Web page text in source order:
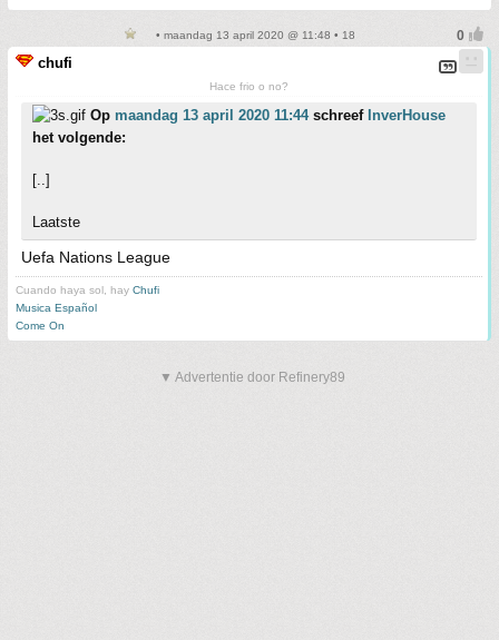
• maandag 13 april 2020 @ 11:48 • 18
chufi
Hace frio o no?
Op maandag 13 april 2020 11:44schreef InverHouse
het volgende:
[..]
Laatste
Uefa Nations League
Cuando haya sol, hay Chufi
Musica Español
Come On
▼ Advertentie door Refinery89